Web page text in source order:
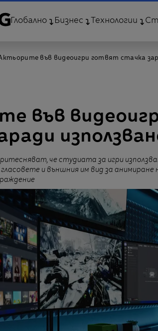
Глобално Бизнес Технологии
във видеоигри готвят стачка
във
че студиата за игри
и външния им вид за анимиране